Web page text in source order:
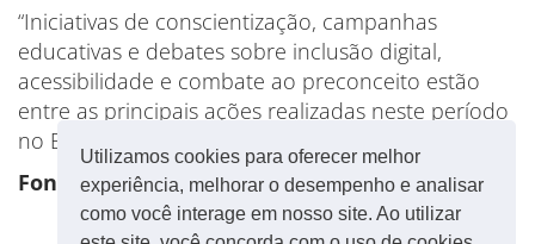
Utilizamos cookies para oferecer melhor
experiência, melhorar o desempenho e analisar
como você interage em nosso site. Ao utilizar
“Iniciativas de conscientização, campanhas
educativas e debates sobre inclusão digital,
acessibilidade e combate ao preconceito estão
entre as principais ações realizadas neste período
no Brasil e no mundo”, finaliza.
Fonte: CUT